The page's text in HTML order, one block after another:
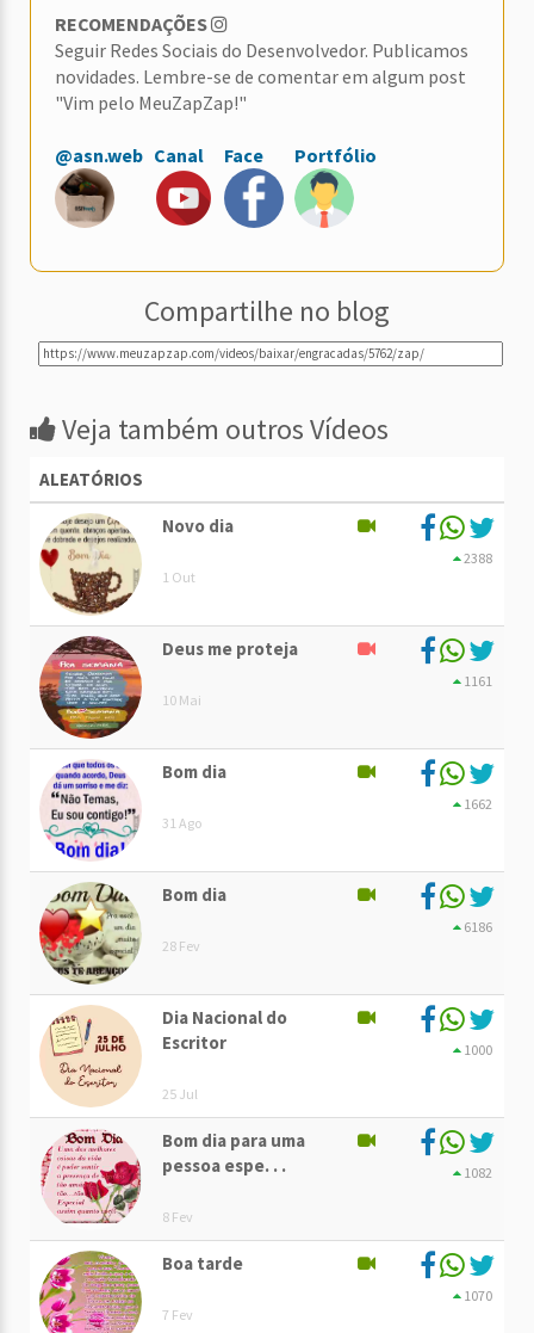
RECOMENDAÇÕES
Seguir Redes Sociais do Desenvolvedor. Publicamos
novidades. Lembre-se de comentar em algum post
"Vim pelo MeuZapZap!"
@asn.web Canal Face Portfólio
Compartilhe no blog
Veja também outros Vídeos
ALEATÓRIOS
Novo dia
1 Out
2388
Deus me proteja
10 Mai
1161
Bom dia
31 Ago
1662
Bom dia
28 Fev
6186
Dia Nacional do
Escritor
25 Jul
1000
Bom dia para uma
pessoa espe. . .
8 Fev
1082
Boa tarde
7 Fev
1070